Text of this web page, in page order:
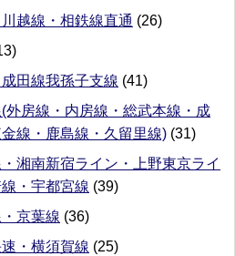
越線・相鉄線直通 (26)
田線我孫子支線 (41)
外房線・内房線・総武本線・成
線・鹿島線・久留里線) (31)
湘南新宿ライン・上野東京ライ
・宇都宮線 (39)
京葉線 (36)
・横須賀線 (25)